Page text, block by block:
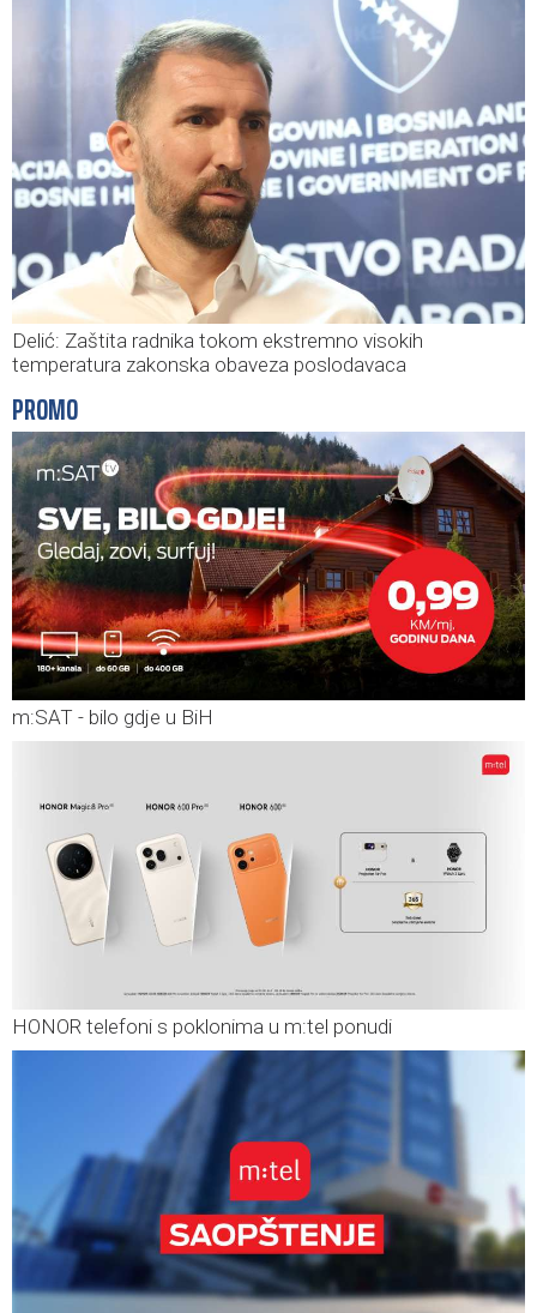
Delić: Zaštita radnika tokom ekstremno visokih
temperatura zakonska obaveza poslodavaca
PROMO
m:SAT - bilo gdje u BiH
HONOR telefoni s poklonima u m:tel ponudi